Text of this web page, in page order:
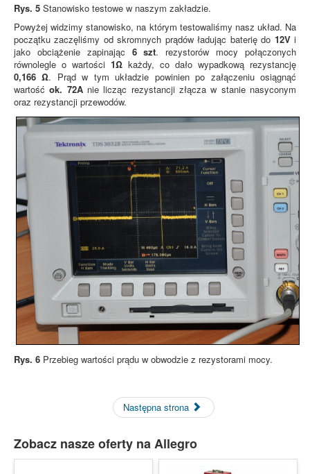
Rys. 5 Stanowisko testowe w naszym zakładzie.
Powyżej widzimy stanowisko, na którym testowaliśmy nasz układ. Na
początku zaczęliśmy od skromnych prądów ładując baterię do 12Vi
jako obciążenie zapinając 6 szt. rezystorów mocy połączonych
równolegle o wartości 1Ω każdy, co dało wypadkową rezystancję
0,166 Ω. Prąd w tym układzie powinien po załączeniu osiągnąć
wartośćok. 72Anie licząc rezystancji złącza w stanie nasyconym
oraz rezystancji przewodów.
Rys. 6 Przebieg wartości prądu w obwodzie z rezystorami mocy.
Następna strona
Zobacz nasze oferty na Allegro